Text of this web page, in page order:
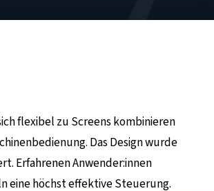
flexibel zu Screens kombinieren
Das Design wurde
Erfahrenen Anwender:innen
eine höchst effektive Steuerung.